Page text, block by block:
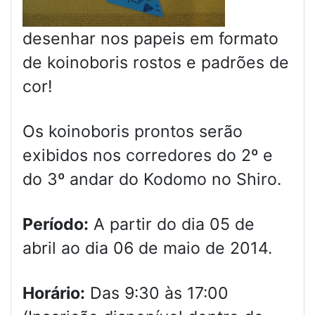
desenhar nos papeis em formato
de koinoboris rostos e padrões de
cor!
Os koinoboris prontos serão
exibidos nos corredores do 2º e
do 3º andar do Kodomo no Shiro.
Período: A partir do dia 05 de
abril ao dia 06 de maio de 2014.
Horário: Das 9:30 às 17:00